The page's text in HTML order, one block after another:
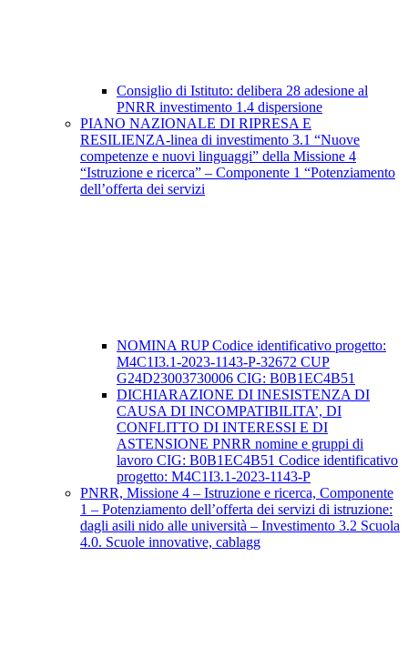
Consiglio di Istituto: delibera 28 adesione al
PNRR investimento 1.4 dispersione
PIANO NAZIONALE DI RIPRESA E
RESILIENZA-linea di investimento 3.1 “Nuove
competenze e nuovi linguaggi” della Missione 4
“Istruzione e ricerca” – Componente 1 “Potenziamento
dell’offerta dei servizi
NOMINA RUP Codice identificativo progetto:
M4C1I3.1-2023-1143-P-32672 CUP
G24D23003730006 CIG: B0B1EC4B51
DICHIARAZIONE DI INESISTENZA DI
CAUSA DI INCOMPATIBILITA’, DI
CONFLITTO DI INTERESSI E DI
ASTENSIONE PNRR nomine e gruppi di
lavoro CIG: B0B1EC4B51 Codice identificativo
progetto: M4C1I3.1-2023-1143-P
PNRR, Missione 4 – Istruzione e ricerca, Componente
1 – Potenziamento dell’offerta dei servizi di istruzione:
dagli asili nido alle università – Investimento 3.2 Scuola
4.0. Scuole innovative, cablagg